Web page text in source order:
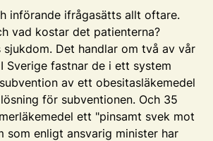
införande ifrågasätts allt oftare.
vad kostar det patienterna?
Det handlar om två av vår
Sverige fastnar de i ett system
av ett obesitasläkemedel
för subventionen. Och 35
ett "pinsamt svek mot
som enligt ansvarig minister har